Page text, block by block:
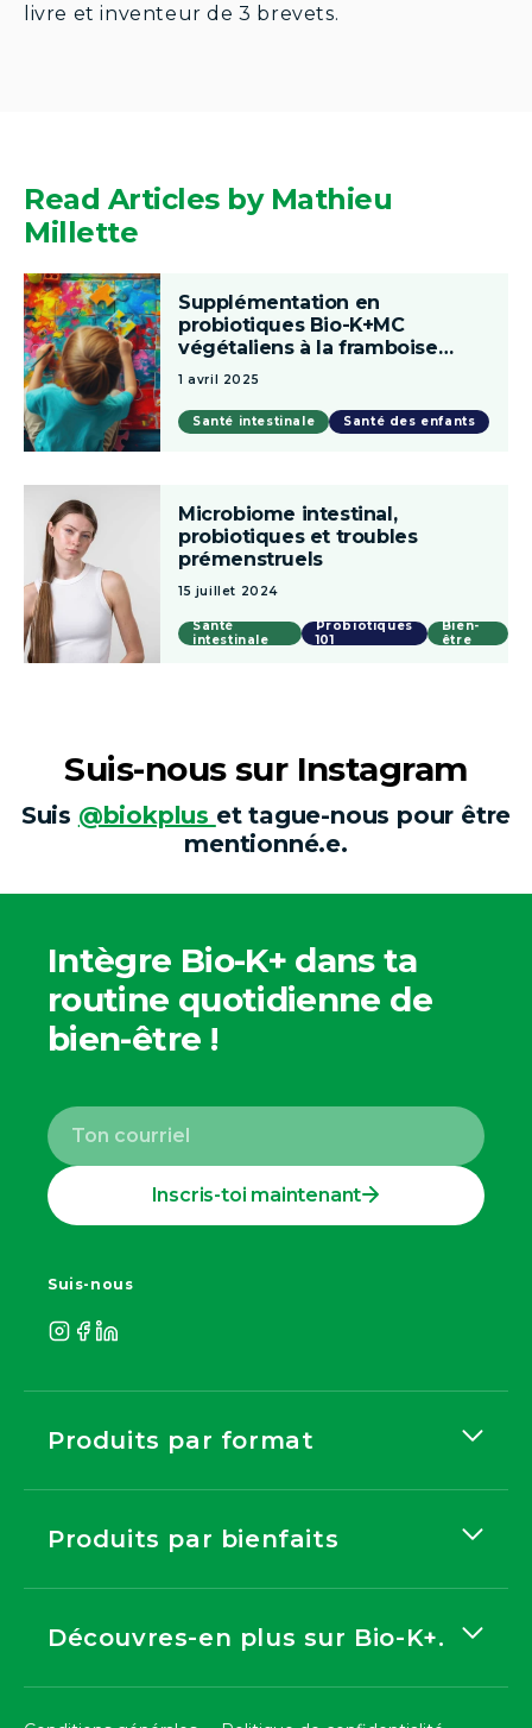
livre et inventeur de 3 brevets.
Read Articles by Mathieu
Millette
Supplémentation
en
probiotiques
Bio-
K+MC
végétaliens
à
framboise
chez
les
enfants
spectre
—
histoire
microbiote
Supplémentation en
probiotiques Bio-K+MC
végétaliens à la framboise
chez les enfants atteints de
l’autisme — Une histoire de
microbiote
1 avril 2025
Santé intestinale Santé des enfants
Microbiome
intestinal,
probiotiques
et
troubles
prémenstruels
Microbiome intestinal,
probiotiques et troubles
prémenstruels
15 juillet 2024
Santé
intestinale
Probiotiques
101
Bien-
être
Suis-nous sur Instagram
Suis @biokplus et tague-nous pour être
mentionné.e.
Intègre Bio-K+ dans ta
routine quotidienne de
bien-être !
Inscris-toi maintenant
Suis-nous
Produits par format
Produits par bienfaits
Découvres-en plus sur Bio-K+.